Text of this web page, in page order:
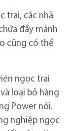
trai, các nhà
đầy mảnh
cũng có thể
ngọc trai
loại bỏ hàng
Power nói.
nghiệp ngọc